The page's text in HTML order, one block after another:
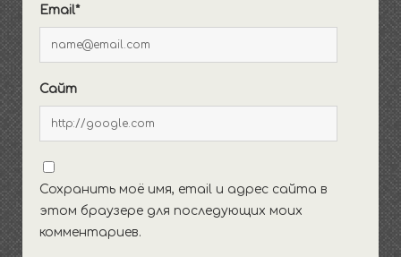
Email*
Сайт
Сохранить моё имя, email и адрес сайта в
этом браузере для последующих моих
комментариев.